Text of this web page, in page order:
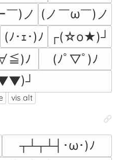
￣)ノ (ノ￣ω￣)ノ
(ﾉ･ｪ･)ﾉ
┌(☆o★)┘
ﾉ
(ﾉﾟ▽ﾟ)ﾉ
vis alt
┬┴┬┴┤･ω･)ﾉ